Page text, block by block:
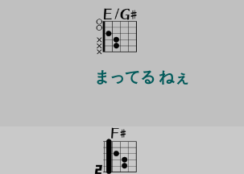
まってる ねぇ